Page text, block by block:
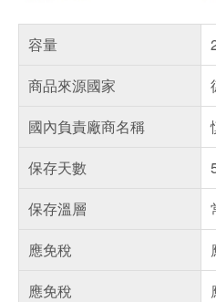
容量
商品來源國家
國內負責廠商名稱
保存天數
保存溫層
應免稅
應免稅